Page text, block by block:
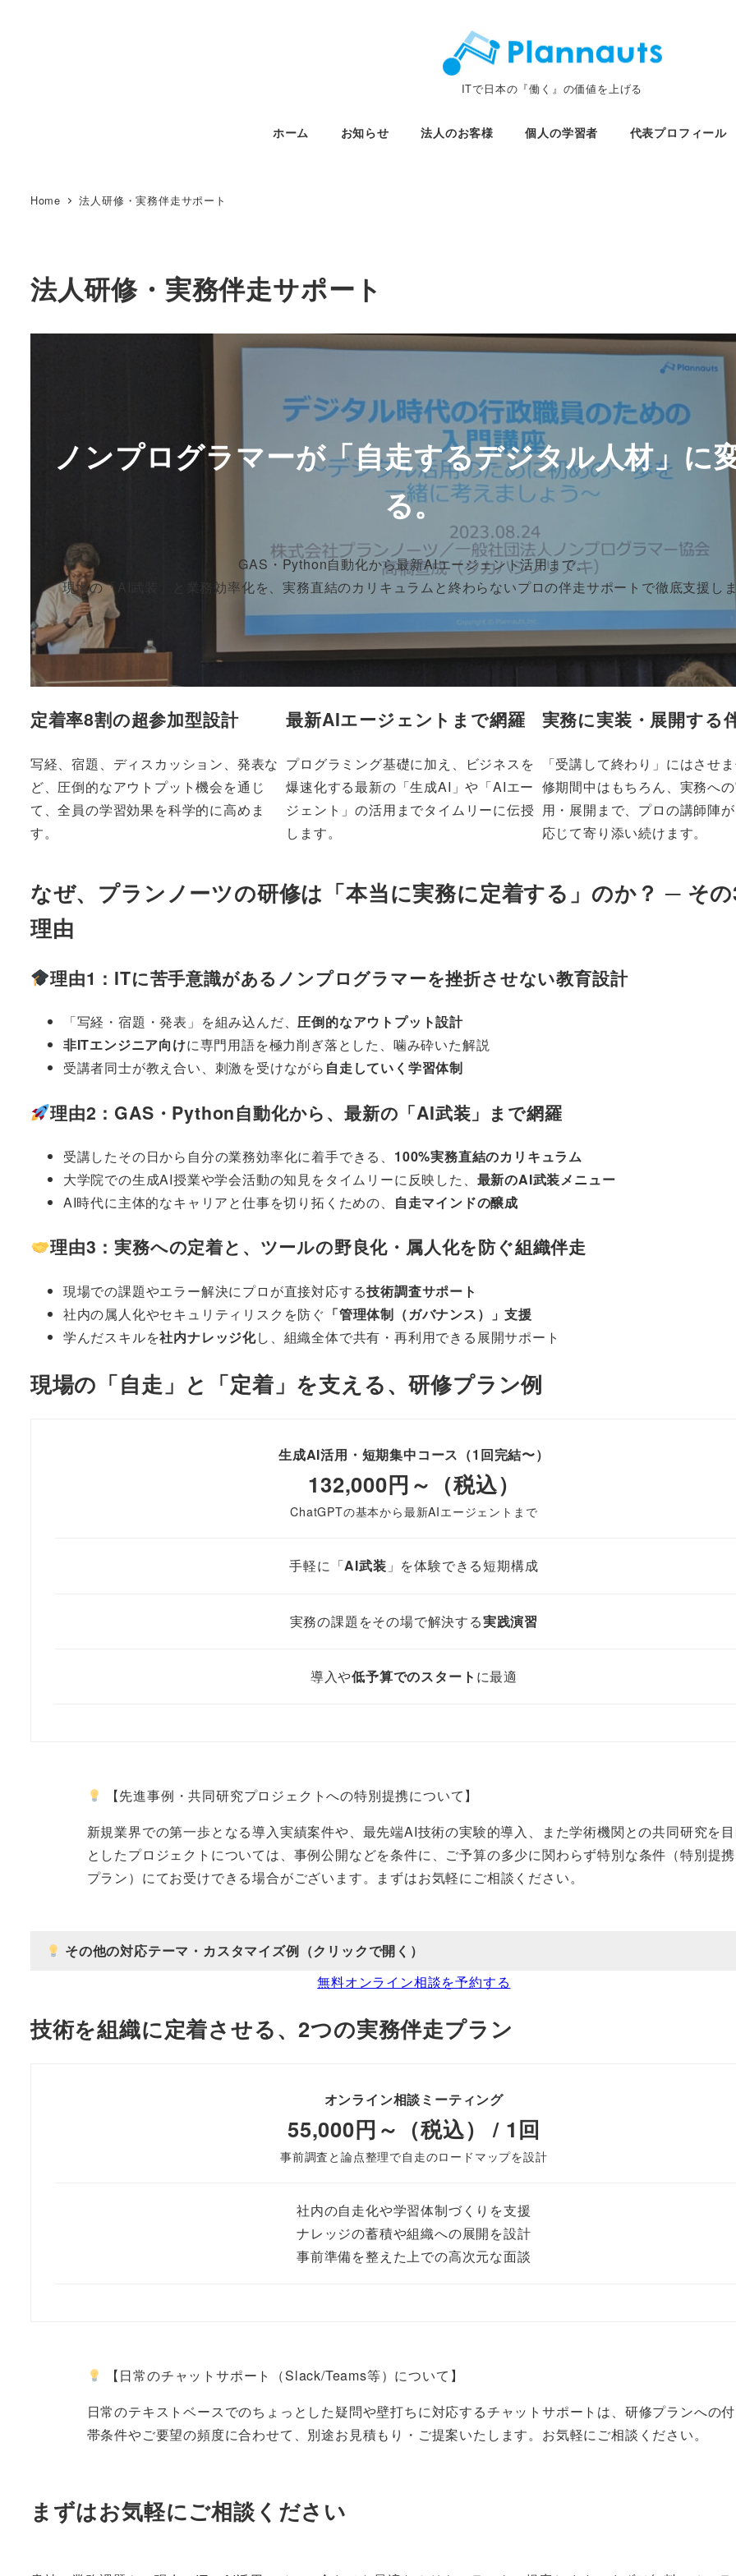
ITで日本の『働く』の価値を上げる
ホーム お知らせ 法人のお客様 個人の学習者 代表プロフィール
Home 法人研修・実務伴走サポート
法人研修・実務伴走サポート
ノンプログラマーが「自走するデジタル人材」に
る。
GAS・Python自動化から最新AIエージェント活用まで。
現場の「AI武装」と業務効率化を、実務直結のカリキュラムと終わらないプロの伴走サポートで徹底支援し
定着率8割の超参加型設計
写経、宿題、ディスカッション、発表な
ど、圧倒的なアウトプット機会を通じ
て、全員の学習効果を科学的に高めま
す。
最新AIエージェントまで網羅
プログラミング基礎に加え、ビジネスを
爆速化する最新の「生成AI」や「AIエー
ジェント」の活用までタイムリーに伝授
します。
実務に実装・展開する
「受講して終わり」にはさせ
修期間中はもちろん、実務へ
用・展開まで、プロの講師陣
応じて寄り添い続けます。
なぜ、プランノーツの研修は「本当に実務に定着する」のか？ ─ そ
理由
理由1：ITに苦手意識があるノンプログラマーを挫折させない教育設計
「写経・宿題・発表」を組み込んだ、圧倒的なアウトプット設計
非ITエンジニア向けに専門用語を極力削ぎ落とした、噛み砕いた解説
受講者同士が教え合い、刺激を受けながら 自走していく学習体制
理由2：GAS・Python自動化から、最新の「AI武装」まで網羅
受講したその日から自分の業務効率化に着手できる、 100%実務直結のカリキュラム
大学院での生成AI授業や学会活動の知見をタイムリーに反映した、 最新のAI武装メニュー
AI時代に主体的なキャリアと仕事を切り拓くための、 自走マインドの醸成
理由3：実務への定着と、ツールの野良化・属人化を防ぐ組織伴走
現場での課題やエラー解決にプロが直接対応する技術調査サポート
社内の属人化やセキュリティリスクを防ぐ 「管理体制（ガバナンス）」支援
学んだスキルを社内ナレッジ化し、組織全体で共有・再利用できる展開サポート
現場の「自走」と「定着」を支える、研修プラン例
生成AI活用・短期集中コース（1回完結〜）
132,000円～（税込）
ChatGPTの基本から最新AIエージェントまで
手軽に「AI武装 」を体験できる短期構成
実務の課題をその場で解決する実践演習
導入や低予算でのスタート に最適
【先進事例・共同研究プロジェクトへの特別提携について】
新規業界での第一歩となる導入実績案件や、最先端AI技術の実験的導入、また学術機関との共同研究を
としたプロジェクトについては、事例公開などを条件に、ご予算の多少に関わらず特別な条件（特別提携
プラン）にてお受けできる場合がございます。まずはお気軽にご相談ください。
その他の対応テーマ・カスタマイズ例（クリックで開く）
無料オンライン相談を予約する
技術を組織に定着させる、2つの実務伴走プラン
オンライン相談ミーティング
55,000円～（税込） / 1回
事前調査と論点整理で自走のロードマップを設計
社内の自走化や学習体制づくりを支援
ナレッジの蓄積や組織への展開を設計
事前準備を整えた上での高次元な面談
【日常のチャットサポート（Slack/Teams等）について】
日常のテキストベースでのちょっとした疑問や壁打ちに対応するチャットサポートは、研修プランへの付
帯条件やご要望の頻度に合わせて、別途お見積もり・ご提案いたします。お気軽にご相談ください。
まずはお気軽にご相談ください